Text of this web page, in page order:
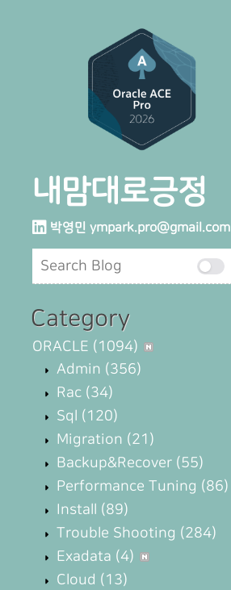
내맘대로긍정
박영민 ympark.pro@gmail.com
Category
ORACLE (1094)
Admin (356)
Rac (34)
Sql (120)
Migration (21)
Backup&Recover (55)
Performance Tuning (86)
Install (89)
Trouble Shooting (284)
Exadata (4)
Cloud (13)